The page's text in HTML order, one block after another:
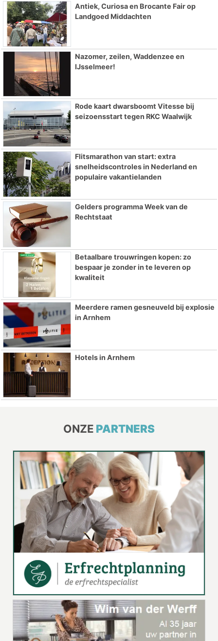
Antiek, Curiosa en Brocante Fair op
Landgoed Middachten
Nazomer, zeilen, Waddenzee en
IJsselmeer!
Rode kaart dwarsboomt Vitesse bij
seizoensstart tegen RKC Waalwijk
Flitsmarathon van start: extra
snelheidscontroles in Nederland en
populaire vakantielanden
Gelders programma Week van de
Rechtstaat
Betaalbare trouwringen kopen: zo
bespaar je zonder in te leveren op
kwaliteit
Meerdere ramen gesneuveld bij explosie
in Arnhem
Hotels in Arnhem
ONZE PARTNERS